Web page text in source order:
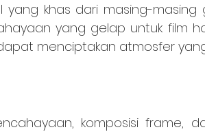
yang khas dari masing-masing
yang gelap untuk film
menciptakan atmosfer